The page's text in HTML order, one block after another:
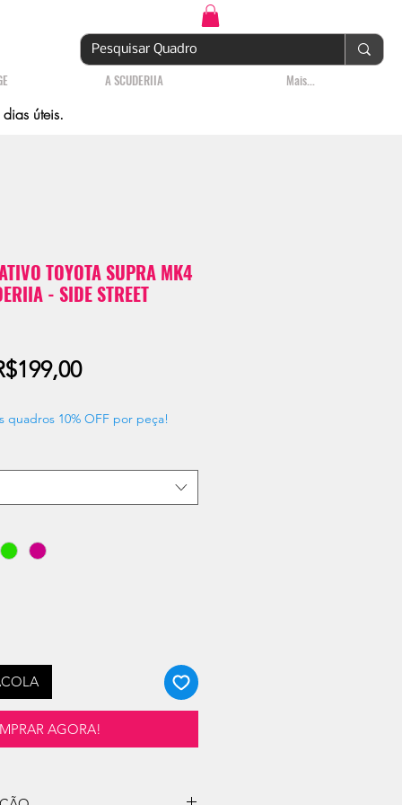
A SCUDERIIA Mais...
úteis.
TOYOTA SUPRA MK4
- SIDE STREET
Preço
quadros 10% OFF por peça!
AGORA!